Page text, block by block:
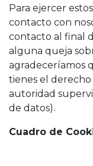
Para ejercer
contacto con
contacto al final
alguna queja
agradeceríamos
tienes el
autoridad
de datos).
Cuadro de